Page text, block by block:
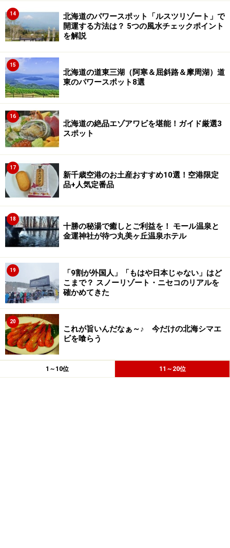
14
北海道のパワースポット「ルスツリゾート」で
開運する方法は？ 5つの風水チェックポイント
を解説
15
北海道の道東三湖（阿寒＆屈斜路＆摩周湖）道
東のパワースポット8選
16
北海道の絶品エゾアワビを堪能！ガイド厳選3
スポット
17
新千歳空港のお土産おすすめ10選！空港限定
品+人気定番品
18
十勝の秘湯で癒しとご利益を！ モール温泉と
金運神社が待つ丸美ヶ丘温泉ホテル
19
「9割が外国人」「もはや日本じゃない」はど
こまで？ スノーリゾート・ニセコのリアルを
確かめてきた
20
これが旨いんだなぁ～♪ 今だけの北海シマエ
ビを喰らう
1～10位 11～20位